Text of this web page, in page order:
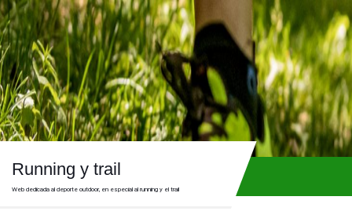
Skip
to
content
Running y trail
Web dedicada al deporte outdoor, en especial al running y el trail